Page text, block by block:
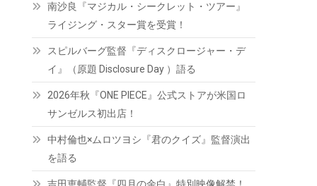
南沙良『マジカル・シークレット・ツアー』
ライジング・スター賞を受賞！
スピルバーグ監督『ディスクロージャー・デ
イ』（原題 Disclosure Day ）語る
2026年秋『ONE PIECE』公式ストアが米国ロ
サンゼルス初出店！
中村倫也×ムロツヨシ『君のクイズ』監督演出
を語る